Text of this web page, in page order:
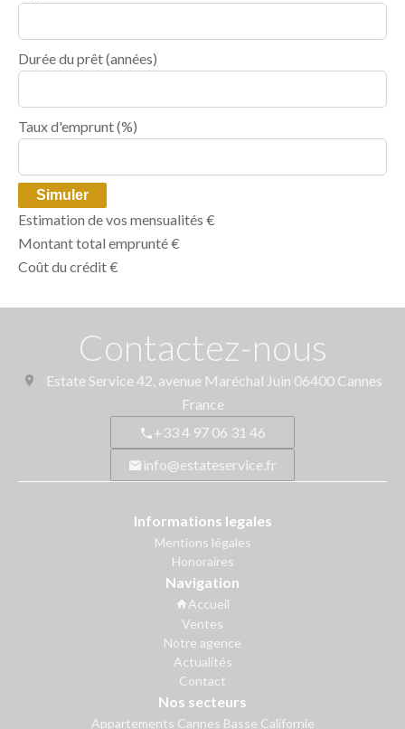
Durée du prêt(années)
Taux d'emprunt(%)
Simuler
Estimation de vos mensualités €
Montant total emprunté€
Coût du crédit€
Contactez-nous
Estate Service42, avenue Maréchal Juin 06400 Cannes
France
+33 4 97 06 31 46
info@estateservice.fr
Informations legales
Mentions légales
Honoraires
Navigation
Accueil
Ventes
Notre agence
Actualités
Contact
Nos secteurs
Appartements Cannes Basse Californie